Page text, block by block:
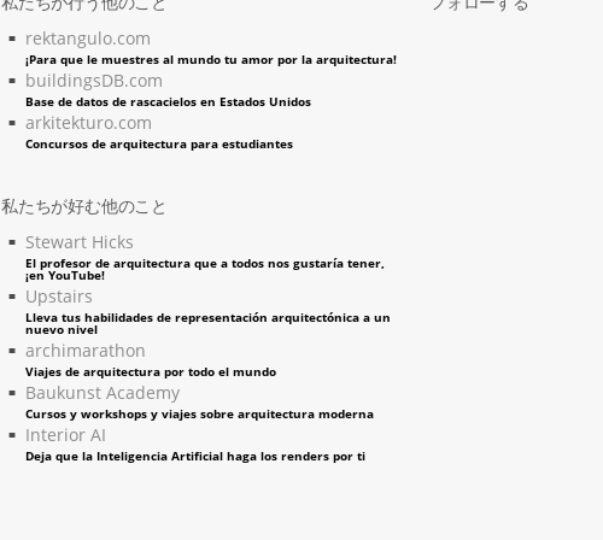
rektangulo.com
¡Para que le muestres al mundo tu amor por la arquitectura!
buildingsDB.com
Base de datos de rascacielos en Estados Unidos
arkitekturo.com
Concursos de arquitectura para estudiantes
私たちが好む他のこと
Stewart Hicks
El profesor de arquitectura que a todos nos gustaría tener,
¡en YouTube!
Upstairs
Lleva tus habilidades de representación arquitectónica a un
nuevo nivel
archimarathon
Viajes de arquitectura por todo el mundo
Baukunst Academy
Cursos y workshops y viajes sobre arquitectura moderna
Interior AI
Deja que la Inteligencia Artificial haga los renders por ti